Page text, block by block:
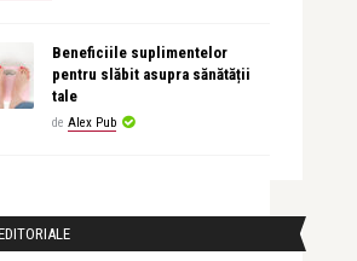
Beneficiile suplimentelor
pentru slăbit asupra sănătății
tale
de Alex Pub